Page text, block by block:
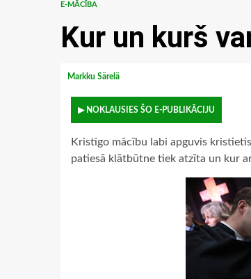
E-MĀCĪBA
Kur un kurš
Markku Särelä
▶ NOKLAUSIES ŠO E-PUBLIKĀCIJU
Kristīgo mācību labi apguvis
patiesā klātbūtne tiek atzīta un kur